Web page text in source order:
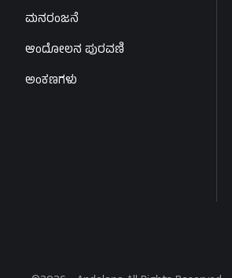
ಮನರಂಜನೆ
ಆಂದೋಲನ ಪುರವಣಿ
ಅಂಕಣಗಳು